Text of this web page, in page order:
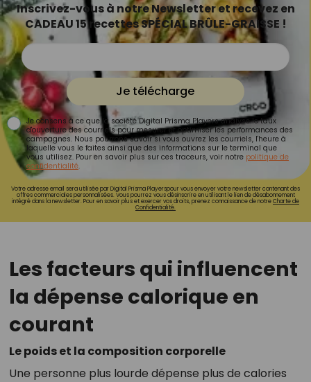
Inscrivez-vous à notre Newsletter et recevez en
CADEAU 15 recettes SPÉCIAL BRÛLE-GRAISSE !
Je télécharge
Je consens à ce que la société Digital Prisma Players analyse le taux
d'ouverture des courriels pour mesurer et optimiser les performances des
campagnes. Nous pourrons savoir si vous ouvrez les courriels, l'heure à
laquelle vous le faites ainsi que des informations sur le terminal que
vous utilisez. Pour en savoir plus sur ces traceurs, voir notre politique de
confidentialité.
Votre adresse email sera utilisée par Digital Prisma Playerspour vous envoyer votre newsletter contenant des
offres commerciales personnalisées. Vous pourrez vous désinscrire en utilisant le lien de désabonnement
intégré dans la newsletter. Pour en savoir plus et exercer vos droits, prenez connaissance de notreCharte de
Confidentialité.
Les facteurs qui influencent
la dépense calorique en
courant
Le poids et la composition corporelle
Une personne plus lourde dépense plus de calories